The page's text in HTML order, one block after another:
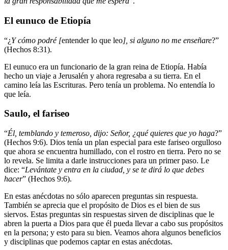
El eunuco de Etiopía
“¿Y cómo podré [entender lo que leo], si alguno no me enseñare?”
(Hechos 8:31).
El eunuco era un funcionario de la gran reina de Etiopía. Había
hecho un viaje a Jerusalén y ahora regresaba a su tierra. En el
camino leía las Escrituras. Pero tenía un problema. No entendía lo
que leía.
Saulo, el fariseo
“Él, temblando y temeroso, dijo: Señor, ¿qué quieres que yo haga?”
(Hechos 9:6). Dios tenía un plan especial para este fariseo orgulloso
que ahora se encuentra humillado, con el rostro en tierra. Pero no se
lo revela. Se limita a darle instrucciones para un primer paso. Le
dice: “Levántate y entra en la ciudad, y se te dirá lo que debes
hacer” (Hechos 9:6).
En estas anécdotas no sólo aparecen preguntas sin respuesta.
También se aprecia que el propósito de Dios es el bien de sus
siervos. Estas preguntas sin respuestas sirven de disciplinas que le
abren la puerta a Dios para que él pueda llevar a cabo sus propósitos
en la persona; y esto para su bien. Veamos ahora algunos beneficios
y disciplinas que podemos captar en estas anécdotas.